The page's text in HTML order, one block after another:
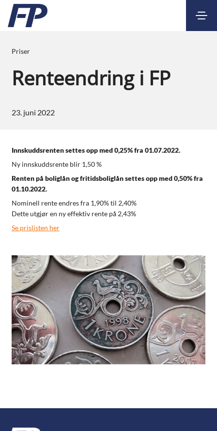
Priser
Renteendring i FP
23. juni 2022
Innskuddsrenten settes opp med 0,25% fra 01.07.2022.
Ny innskuddsrente blir 1,50 %
Renten på boliglån og fritidsboliglån settes opp med 0,50% fra
01.10.2022.
Nominell rente endres fra 1,90% til 2,40%
Dette utgjør en ny effektiv rente på 2,43%
Se prislisten her